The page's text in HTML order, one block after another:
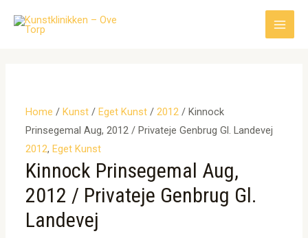
Main
Home /Kunst /Eget Kunst /2012 / Kinnock
Prinsegemal Aug, 2012 / Privateje Genbrug Gl. Landevej
2012,Eget Kunst
Kinnock Prinsegemal Aug,
2012 / Privateje Genbrug Gl.
Landevej